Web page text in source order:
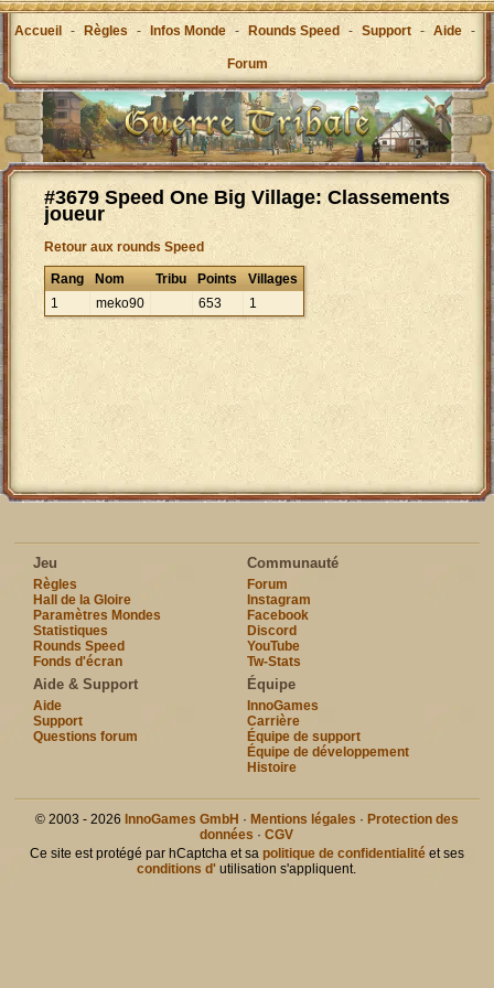
Accueil - Règles - Infos Monde - Rounds Speed - Support - Aide -
Forum
#3679 Speed One Big Village: Classements
joueur
Retour aux rounds Speed
Rang Nom Tribu Points
Villages
1
meko90 653 1
Jeu
Règles
Hall de la Gloire
Paramètres Mondes
Statistiques
Rounds Speed
Fonds d'écran
Communauté
Forum
Instagram
Facebook
Discord
YouTube
Tw-Stats
Aide & Support
Aide
Support
Questions forum
Équipe
InnoGames
Carrière
Équipe de support
Équipe de développement
Histoire
© 2003 - 2026 InnoGames GmbH · Mentions légales · Protection des
données ·CGV
Ce site est protégé par hCaptcha et sa politique de confidentialitéet ses
conditions d' utilisation s'appliquent.